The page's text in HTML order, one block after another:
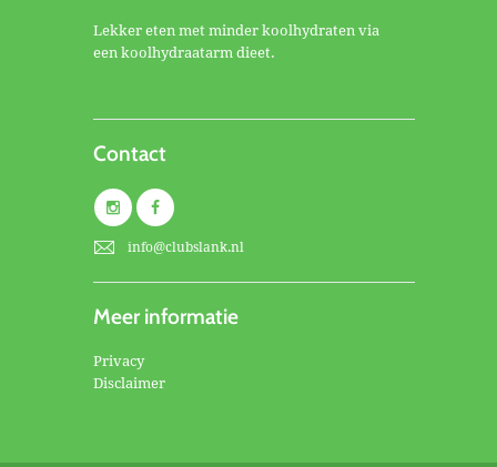
Lekker eten met minder koolhydraten via
een koolhydraatarm dieet.
Contact
info@clubslank.nl
Meer informatie
Privacy
Disclaimer